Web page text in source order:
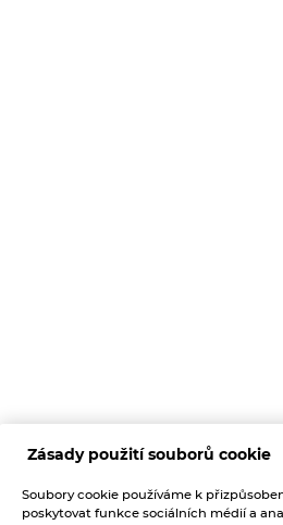
Zásady použití souborů cookie
Soubory cookie používáme k
poskytovat funkce sociálních médií a